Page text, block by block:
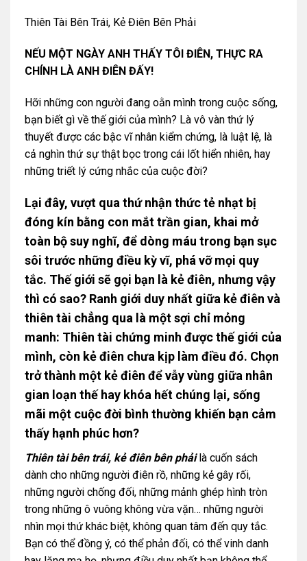
Thiên Tài Bên Trái, Kẻ Điên Bên Phải
NẾU MỘT NGÀY ANH THẤY TÔI ĐIÊN, THỰC RA
CHÍNH LÀ ANH ĐIÊN ĐẤY!
Hỡi những con người đang oằn mình trong cuộc sống,
bạn biết gì về thế giới của mình? Là vô vàn thứ lý
thuyết được các bậc vĩ nhân kiểm chứng, là luật lệ, là
cả nghìn thứ sự thật bọc trong cái lốt hiển nhiên, hay
những triết lý cứng nhắc của cuộc đời?
Lại đây, vượt qua thứ nhận thức tẻ nhạt bị
đóng kín bằng con mắt trần gian, khai mở
toàn bộ suy nghĩ, để dòng máu trong bạn sục
sôi trước những điều kỳ vĩ, phá vỡ mọi quy
tắc. Thế giới sẽ gọi bạn là kẻ điên, nhưng vậy
thì có sao? Ranh giới duy nhất giữa kẻ điên và
thiên tài chẳng qua là một sợi chỉ mỏng
manh: Thiên tài chứng minh được thế giới của
mình, còn kẻ điên chưa kịp làm điều đó. Chọn
trở thành một kẻ điên để vẫy vùng giữa nhân
gian loạn thế hay khóa hết chúng lại, sống
mãi một cuộc đời bình thường khiến bạn cảm
thấy hạnh phúc hơn?
Thiên tài bên trái, kẻ điên bên phải là cuốn sách
dành cho những người điên rồ, những kẻ gây rối,
những người chống đối, những mảnh ghép hình tròn
trong những ô vuông không vừa vặn… những người
nhìn mọi thứ khác biệt, không quan tâm đến quy tắc.
Bạn có thể đồng ý, có thể phản đối, có thể vinh danh